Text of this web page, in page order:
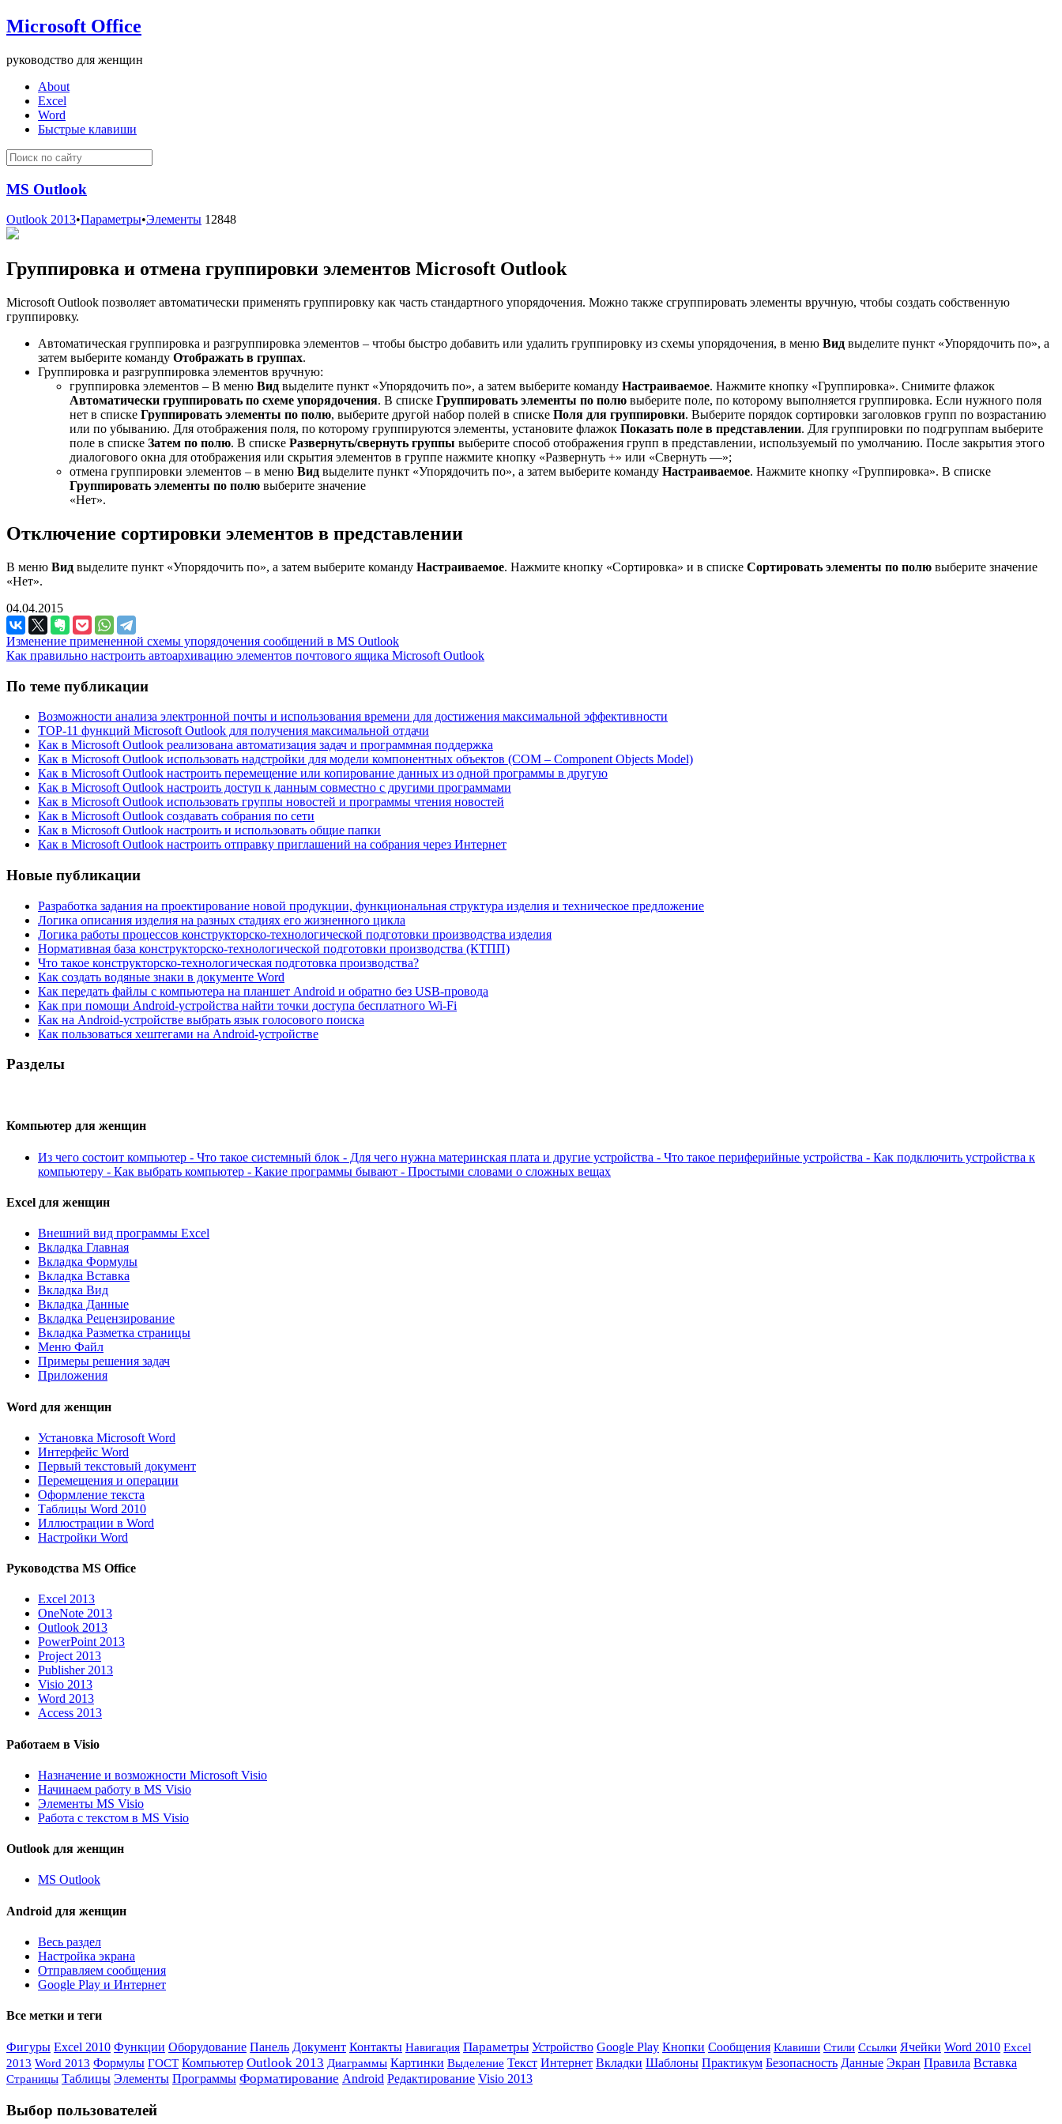
Microsoft Office
руководство для женщин
About
Excel
Word
Быстрые клавиши
MS Outlook
Outlook 2013•Параметры•Элементы 12848
Группировка и отмена группировки элементов Microsoft Outlook
Microsoft Outlook позволяет автоматически применять группировку как часть стандартного упорядочения. Можно также сгруппировать элементы вручную, чтобы создать собственную
группировку.
Автоматическая группировка и разгруппировка элементов – чтобы быстро добавить или удалить группировку из схемы упорядочения, в меню Вид выделите пункт «Упорядочить по», а
затем выберите команду Отображать в группах.
Группировка и разгруппировка элементов вручную:
группировка элементов – В меню Вид выделите пункт «Упорядочить по», а затем выберите команду Настраиваемое. Нажмите кнопку «Группировка». Снимите флажок
Автоматически группировать по схеме упорядочения. В списке Группировать элементы по полю выберите поле, по которому выполняется группировка. Если нужного поля
нет в списке Группировать элементы по полю, выберите другой набор полей в списке Поля для группировки. Выберите порядок сортировки заголовков групп по возрастанию
или по убыванию. Для отображения поля, по которому группируются элементы, установите флажок Показать поле в представлении. Для группировки по подгруппам выберите
поле в списке Затем по полю. В списке Развернуть/свернуть группы выберите способ отображения групп в представлении, используемый по умолчанию. После закрытия этого
диалогового окна для отображения или скрытия элементов в группе нажмите кнопку «Развернуть +» или «Свернуть —»;
отмена группировки элементов – в меню Вид выделите пункт «Упорядочить по», а затем выберите команду Настраиваемое. Нажмите кнопку «Группировка». В списке
Группировать элементы по полю выберите значение
«Нет».
Отключение сортировки элементов в представлении
В меню Вид выделите пункт «Упорядочить по», а затем выберите команду Настраиваемое. Нажмите кнопку «Сортировка» и в списке Сортировать элементы по полю выберите значение
«Нет».
04.04.2015
Изменение примененной схемы упорядочения сообщений в MS Outlook
Как правильно настроить автоархивацию элементов почтового ящика Microsoft Outlook
По теме публикации
Возможности анализа электронной почты и использования времени для достижения максимальной эффективности
TOP-11 функций Microsoft Outlook для получения максимальной отдачи
Как в Microsoft Outlook реализована автоматизация задач и программная поддержка
Как в Microsoft Outlook использовать надстройки для модели компонентных объектов (COM – Component Objects Model)
Как в Microsoft Outlook настроить перемещение или копирование данных из одной программы в другую
Как в Microsoft Outlook настроить доступ к данным совместно с другими программами
Как в Microsoft Outlook использовать группы новостей и программы чтения новостей
Как в Microsoft Outlook создавать собрания по сети
Как в Microsoft Outlook настроить и использовать общие папки
Как в Microsoft Outlook настроить отправку приглашений на собрания через Интернет
Новые публикации
Разработка задания на проектирование новой продукции, функциональная структура изделия и техническое предложение
Логика описания изделия на разных стадиях его жизненного цикла
Логика работы процессов конструкторско-технологической подготовки производства изделия
Нормативная база конструкторско-технологической подготовки производства (КТПП)
Что такое конструкторско-технологическая подготовка производства?
Как создать водяные знаки в документе Word
Как передать файлы с компьютера на планшет Android и обратно без USB-провода
Как при помощи Android-устройства найти точки доступа бесплатного Wi-Fi
Как на Android-устройстве выбрать язык голосового поиска
Как пользоваться хештегами на Android-устройстве
Разделы
Компьютер для женщин
Из чего состоит компьютер - Что такое системный блок - Для чего нужна материнская плата и другие устройства - Что такое периферийные устройства - Как подключить устройства к
компьютеру - Как выбрать компьютер - Какие программы бывают - Простыми словами о сложных вещах
Excel для женщин
Внешний вид программы Excel
Вкладка Главная
Вкладка Формулы
Вкладка Вставка
Вкладка Вид
Вкладка Данные
Вкладка Рецензирование
Вкладка Разметка страницы
Меню Файл
Примеры решения задач
Приложения
Word для женщин
Установка Microsoft Word
Интерфейс Word
Первый текстовый документ
Перемещения и операции
Оформление текста
Таблицы Word 2010
Иллюстрации в Word
Настройки Word
Руководства MS Office
Excel 2013
OneNote 2013
Outlook 2013
PowerPoint 2013
Project 2013
Publisher 2013
Visio 2013
Word 2013
Access 2013
Работаем в Visio
Назначение и возможности Microsoft Visio
Начинаем работу в MS Visio
Элементы MS Visio
Работа с текстом в MS Visio
Outlook для женщин
MS Outlook
Android для женщин
Весь раздел
Настройка экрана
Отправляем сообщения
Google Play и Интернет
Все метки и теги
Фигуры Excel 2010 Функции Оборудование Панель Документ Контакты Навигация Параметры Устройство Google Play Кнопки Сообщения Клавиши Стили Ссылки Ячейки Word 2010 Excel
2013 Word 2013 Формулы ГОСТ Компьютер Outlook 2013 Диаграммы Картинки Выделение Текст Интернет Вкладки Шаблоны Практикум Безопасность Данные Экран Правила Вставка
Страницы Таблицы Элементы Программы Форматирование Android Редактирование Visio 2013
Выбор пользователей